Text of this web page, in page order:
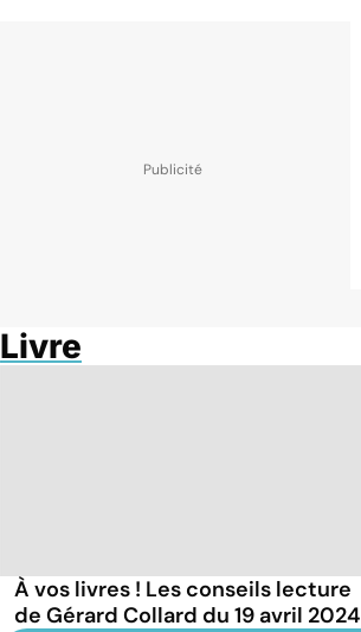
Livre
À vos livres ! Les conseils lecture
de Gérard Collard du 19 avril 2024